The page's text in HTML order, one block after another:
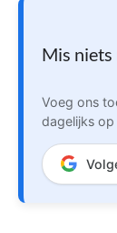
Mis niets
Voeg ons
dagelijks